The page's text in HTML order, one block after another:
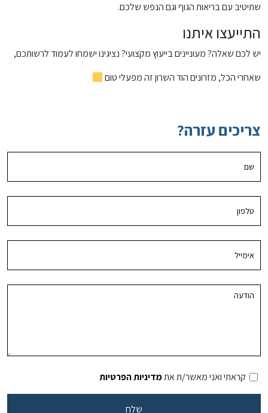
שתיטיב עם בריאות הגוף וגם הנפש שלכם.
התייעצו איתנו
יש לכם שאלה? מעוניינים בייעוץ מקצועי? נציגינו ישמחו לעמוד לרשותכם,
שאחרי הכל, מזרונים הוד השרון זה מפעלי טום
צריכים עזרה?
קראתי ואני מאשר/ת אתמדיניות הפרטיות